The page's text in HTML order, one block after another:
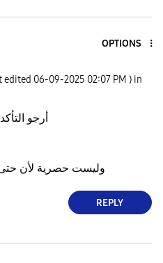
OPTIONS
edited ‎06-09-2025 02:07 PM ) in
أرجو
وليست حصرية لأن
REPLY